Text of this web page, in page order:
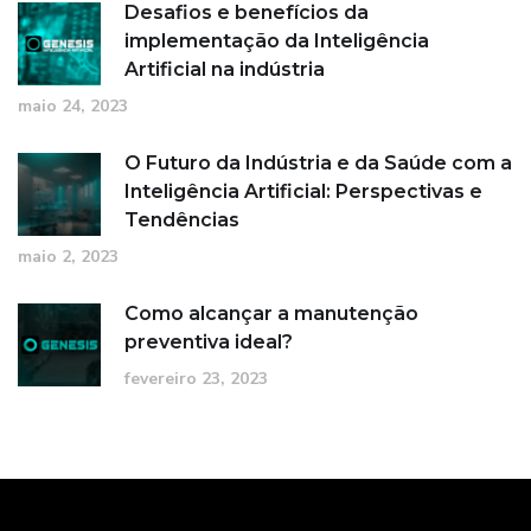
Desafios e benefícios da
implementação da Inteligência
Artificial na indústria
maio 24, 2023
O Futuro da Indústria e da Saúde com a
Inteligência Artificial: Perspectivas e
Tendências
maio 2, 2023
Como alcançar a manutenção
preventiva ideal?
fevereiro 23, 2023